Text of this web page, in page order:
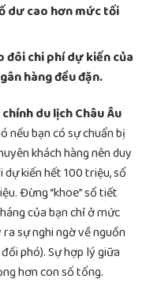
dư cao hơn mức tối
đôi chi phí dự kiến của
hàng đều đặn.
du lịch Châu Âu
nếu bạn có sự chuẩn bị
khách hàng nên duy
kiến hết 100 triệu, sổ
Đừng “khoe” sổ tiết
của bạn chỉ ở mức
sự nghi ngờ về nguồn
phó). Sự hợp lý giữa
hơn con số tổng.